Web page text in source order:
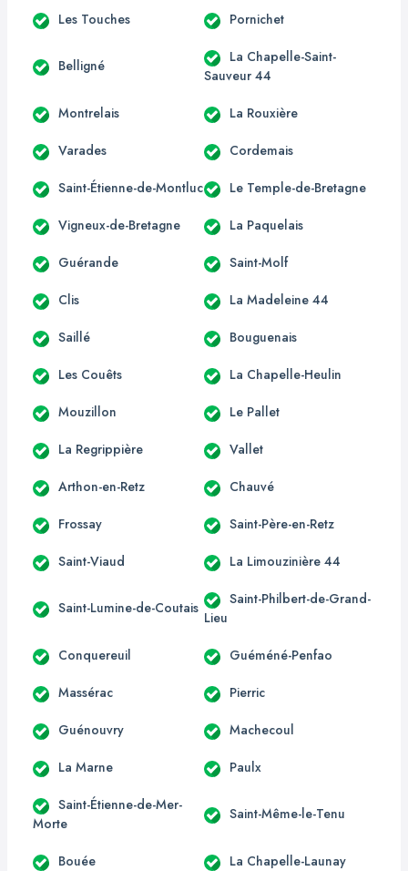
Les Touches Pornichet
Belligné
La Chapelle-Saint-
Sauveur 44
Montrelais La Rouxière
Varades Cordemais
Saint-Étienne-de-Montluc Le Temple-de-Bretagne
Vigneux-de-Bretagne La Paquelais
Guérande Saint-Molf
Clis La Madeleine 44
Saillé Bouguenais
Les Couêts La Chapelle-Heulin
Mouzillon Le Pallet
La Regrippière Vallet
Arthon-en-Retz Chauvé
Frossay Saint-Père-en-Retz
Saint-Viaud La Limouzinière 44
Saint-Lumine-de-Coutais
Saint-Philbert-de-Grand-
Lieu
Conquereuil Guéméné-Penfao
Massérac Pierric
Guénouvry Machecoul
La Marne Paulx
Saint-Étienne-de-Mer-
Morte
Saint-Même-le-Tenu
Bouée La Chapelle-Launay